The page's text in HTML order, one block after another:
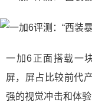
一加6正面搭载一
屏，屏占比较前代
强的视觉冲击和体